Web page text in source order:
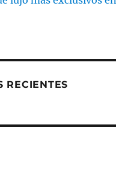
RECIENTES